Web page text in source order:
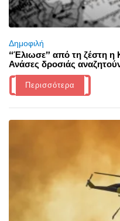
Δημοφιλή
“Έλιωσε” από τη ζέστη η
Ανάσες δροσιάς
Περισσότερα